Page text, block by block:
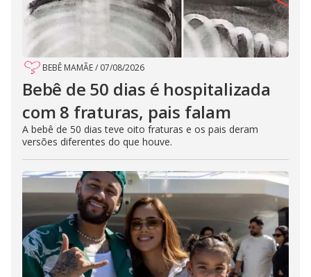
BEBÊ MAMÃE/ 07/08/2026
Bebê de 50 dias é hospitalizada
com 8 fraturas, pais falam
A bebê de 50 dias teve oito fraturas e os pais deram
versões diferentes do que houve.